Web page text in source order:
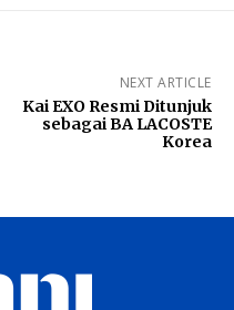
NEXT ARTICLE
Kai EXO Resmi Ditunjuk
sebagai BA LACOSTE
Korea